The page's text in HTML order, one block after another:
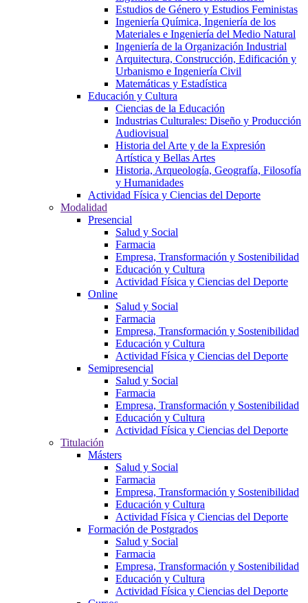
Estudios de Género y Estudios Feministas
Ingeniería Química, Ingeniería de los
Materiales e Ingeniería del Medio Natural
Ingeniería de la Organización Industrial
Arquitectura, Construcción, Edificación y
Urbanismo e Ingeniería Civil
Matemáticas y Estadística
Educación y Cultura
Ciencias de la Educación
Industrias Culturales: Diseño y Producción
Audiovisual
Historia del Arte y de la Expresión
Artística y Bellas Artes
Historia, Arqueología, Geografía, Filosofía
y Humanidades
Actividad Física y Ciencias del Deporte
Modalidad
Presencial
Salud y Social
Farmacia
Empresa, Transformación y Sostenibilidad
Educación y Cultura
Actividad Física y Ciencias del Deporte
Online
Salud y Social
Farmacia
Empresa, Transformación y Sostenibilidad
Educación y Cultura
Actividad Física y Ciencias del Deporte
Semipresencial
Salud y Social
Farmacia
Empresa, Transformación y Sostenibilidad
Educación y Cultura
Actividad Física y Ciencias del Deporte
Titulación
Másters
Salud y Social
Farmacia
Empresa, Transformación y Sostenibilidad
Educación y Cultura
Actividad Física y Ciencias del Deporte
Formación de Postgrados
Salud y Social
Farmacia
Empresa, Transformación y Sostenibilidad
Educación y Cultura
Actividad Física y Ciencias del Deporte